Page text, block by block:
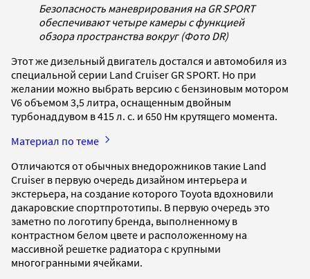
Безопасность маневрирования на GR SPORT
обеспечивают четыре камеры c функцией
обзора пространства вокруг (Фото DR)
Этот же дизельный двигатель достался и автомобиля из
специальной серии Land Cruiser GR SPORT. Но при
желании можно выбрать версию с бензиновым мотором
V6 объемом 3,5 литра, оснащенным двойным
турбонаддувом в 415 л. с. и 650 Нм крутящего момента.
Материал по теме
Отличаются от обычных внедорожников такие Land
Cruiser в первую очередь дизайном интерьера и
экстерьера, на создание которого Toyota вдохновили
дакаровские спортпрототипы. В первую очередь это
заметно по логотипу бренда, выполненному в
контрастном белом цвете и расположенному на
массивной решетке радиатора с крупными
многогранными ячейками.